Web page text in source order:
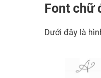
Font chữ
Dưới đây là